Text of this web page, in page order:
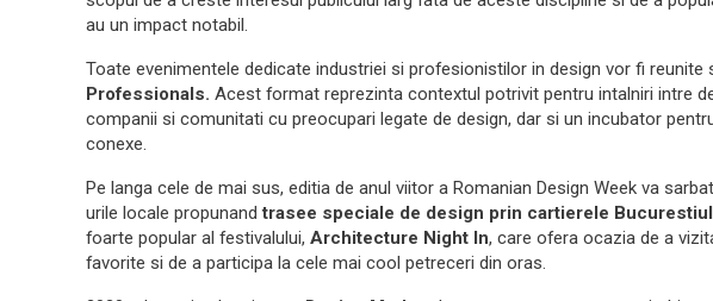
au un impact notabil.
Toate evenimentele dedicate industriei si profesionistilor in design vor fi reunite
Professionals. Acest format reprezinta contextul potrivit pentru intalniri intre
companii si comunitati cu preocupari legate de design, dar si un incubator
conexe.
Pe langa cele de mai sus, editia de anul viitor a Romanian Design Week va
urile locale propunandtrasee speciale de design prin cartierele
foarte popular al festivalului, Architecture Night In, care ofera ocazia de a
favorite si de a participa la cele mai cool petreceri din oras.